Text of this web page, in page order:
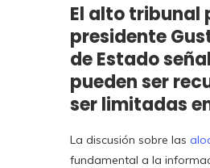
El alto tribunal
presidente
de Estado
pueden ser
ser limitadas
La discusión sobre las
fundamental a la